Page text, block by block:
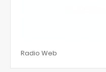
Radio Web